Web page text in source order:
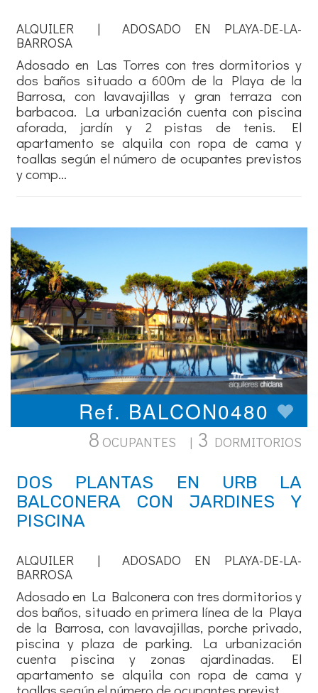
ALQUILER | ADOSADO EN PLAYA-DE-LA-
BARROSA
Adosado en Las Torres con tres dormitorios y
dos baños situado a 600m de la Playa de la
Barrosa, con lavavajillas y gran terraza con
barbacoa. La urbanización cuenta con piscina
aforada, jardín y 2 pistas de tenis. El
apartamento se alquila con ropa de cama y
toallas según el número de ocupantes previstos
y comp...
Ref. BALCON0480
8 OCUPANTES | 3 DORMITORIOS
DOS PLANTAS EN URB LA
BALCONERA CON JARDINES Y
PISCINA
ALQUILER | ADOSADO EN PLAYA-DE-LA-
BARROSA
Adosado en La Balconera con tres dormitorios y
dos baños, situado en primera línea de la Playa
de la Barrosa, con lavavajillas, porche privado,
piscina y plaza de parking. La urbanización
cuenta piscina y zonas ajardinadas. El
apartamento se alquila con ropa de cama y